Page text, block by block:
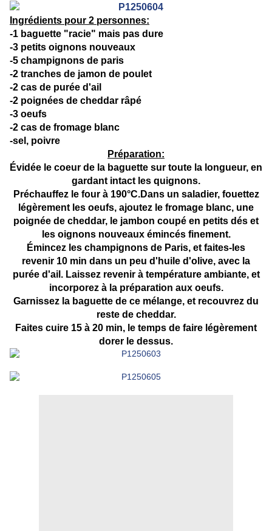
Ingrédients pour 2 personnes:
-1 baguette "racie" mais pas dure
-3 petits oignons nouveaux
-5 champignons de paris
-2 tranches de jamon de poulet
-2 cas de purée d'ail
-2 poignées de cheddar râpé
-3 oeufs
-2 cas de fromage blanc
-sel, poivre
Préparation:
Évidée le coeur de la baguette sur toute la longueur, en
gardant intact les quignons.
Préchauffez le four à 190°C.Dans un saladier, fouettez
légèrement les oeufs, ajoutez le fromage blanc, une
poignée de cheddar, le jambon coupé en petits dés et
les oignons nouveaux émincés finement.
Émincez les champignons de Paris, et faites-les
revenir 10 min dans un peu d'huile d'olive, avec la
purée d'ail. Laissez revenir à température ambiante, et
incorporez à la préparation aux oeufs.
Garnissez la baguette de ce mélange, et recouvrez du
reste de cheddar.
Faites cuire 15 à 20 min, le temps de faire légèrement
dorer le dessus.